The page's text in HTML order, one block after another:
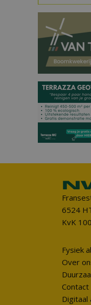
6524
KvK
Fysiek
Over
Contact
Digitaal